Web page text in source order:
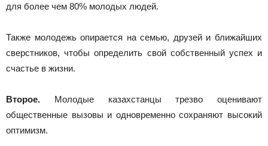
для более чем 80% молодых людей.
Также молодежь опирается на семью, друзей и ближайших
сверстников, чтобы определить свой собственный успех и
счастье в жизни.
Второе. Молодые казахстанцы трезво оценивают
общественные вызовы и одновременно сохраняют высокий
оптимизм.